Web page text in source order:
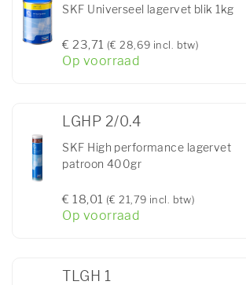
SKF Universeel lagervet blik 1kg
€ 23,71 (€ 28,69 incl. btw)
Op voorraad
LGHP 2/0.4
SKF High performance lagervet
patroon 400gr
€ 18,01 (€ 21,79 incl. btw)
Op voorraad
TLGH 1